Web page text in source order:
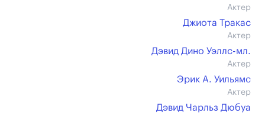
Актер
Джиота Тракас
Актер
Дэвид Дино Уэллс-мл.
Актер
Эрик А. Уильямс
Актер
Дэвид Чарльз Дюбуа